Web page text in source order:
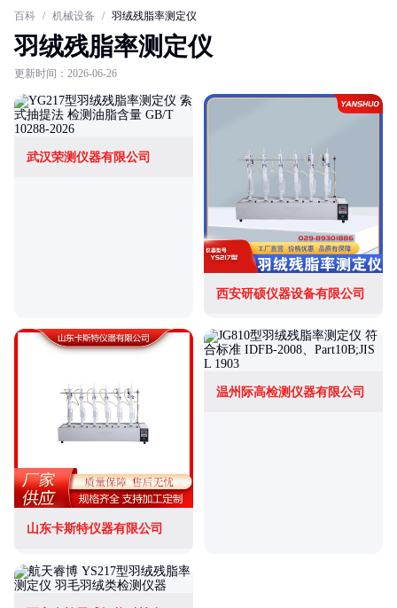
百科 / 机械设备 / 羽绒残脂率测定仪
羽绒残脂率测定仪
更新时间：2026-06-26
武汉荣测仪器有限公司
西安研硕仪器设备有限公司
山东卡斯特仪器有限公司
温州际高检测仪器有限公司